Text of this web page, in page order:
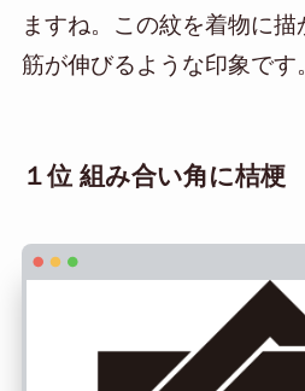
ますね。この紋を着物に
筋が伸びるような印象です
１位 組み合い角に桔梗